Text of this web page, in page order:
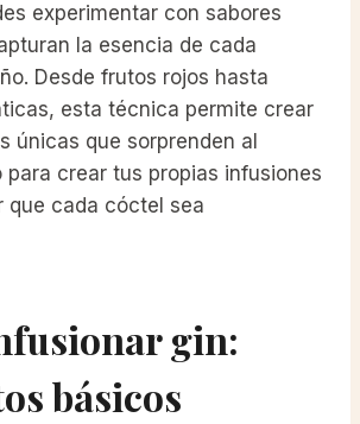
experimentar con sabores
la esencia de cada
Desde frutos rojos hasta
esta técnica permite crear
únicas que sorprenden al
para crear tus propias infusiones
que cada cóctel sea
gin:
básicos